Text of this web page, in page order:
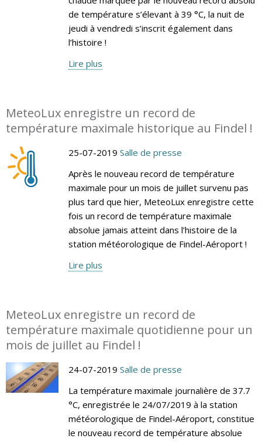
de température s’élevant à 39 °C, la nuit de
jeudi à vendredi s’inscrit également dans
l’histoire !
Lire plus
MeteoLux enregistre un record de
température maximale historique au Findel !
25-07-2019 Salle de presse
Après le nouveau record de température
maximale pour un mois de juillet survenu pas
plus tard que hier, MeteoLux enregistre cette
fois un record de température maximale
absolue jamais atteint dans l’histoire de la
station météorologique de Findel-Aéroport !
Lire plus
MeteoLux enregistre un record de
température maximale quotidienne pour un
mois de juillet au Findel !
24-07-2019 Salle de presse
La température maximale journalière de 37.7
°C, enregistrée le 24/07/2019 à la station
météorologique de Findel-Aéroport, constitue
le nouveau record de température absolue